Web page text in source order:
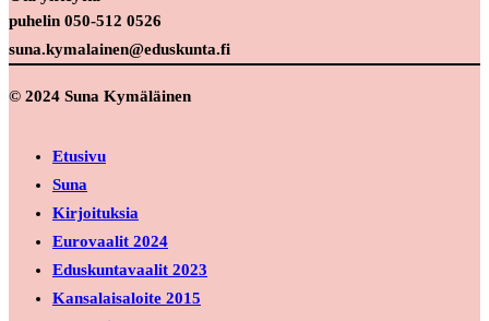
puhelin 050-512 0526
suna.kymalainen@eduskunta.fi
© 2024 Suna Kymäläinen
Etusivu
Suna
Kirjoituksia
Eurovaalit 2024
Eduskuntavaalit 2023
Kansalaisaloite 2015